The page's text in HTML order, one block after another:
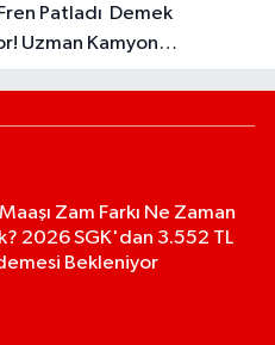
Uzman Kamyon
Gerçek Sebebini Anlattı
Zam Farkı Ne Zaman
2026 SGK'dan 3.552 TL
Bekleniyor